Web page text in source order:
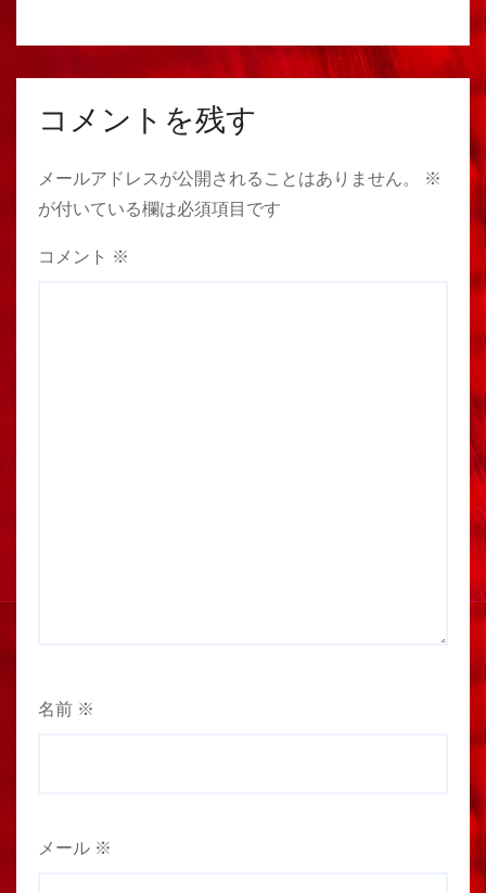
コメントを残す
メールアドレスが公開されることはありません。
※
が付いている欄は必須項目です
コメント ※
名前 ※
メール ※